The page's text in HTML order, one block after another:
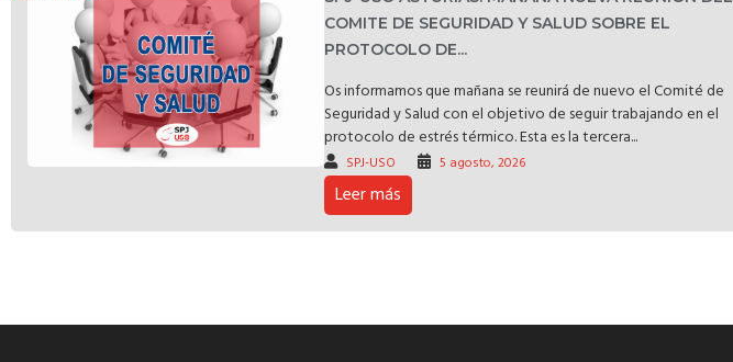
COMITE DE SEGURIDAD Y SALUD SOBRE EL
PROTOCOLO DE...
Os informamos que mañana se reunirá de nuevo el Comité de
Seguridad y Salud con el objetivo de seguir trabajando en el
protocolo de estrés térmico. Esta es la tercera...
SPJ-USO 5 agosto, 2026
Leer más